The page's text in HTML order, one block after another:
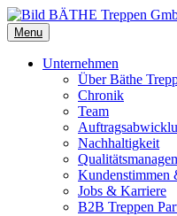
Menu
Unternehmen
Über Bäthe
Chronik
Team
Nachhaltigkeit
Kundenstimmen
Jobs & Karriere
B2B Treppen